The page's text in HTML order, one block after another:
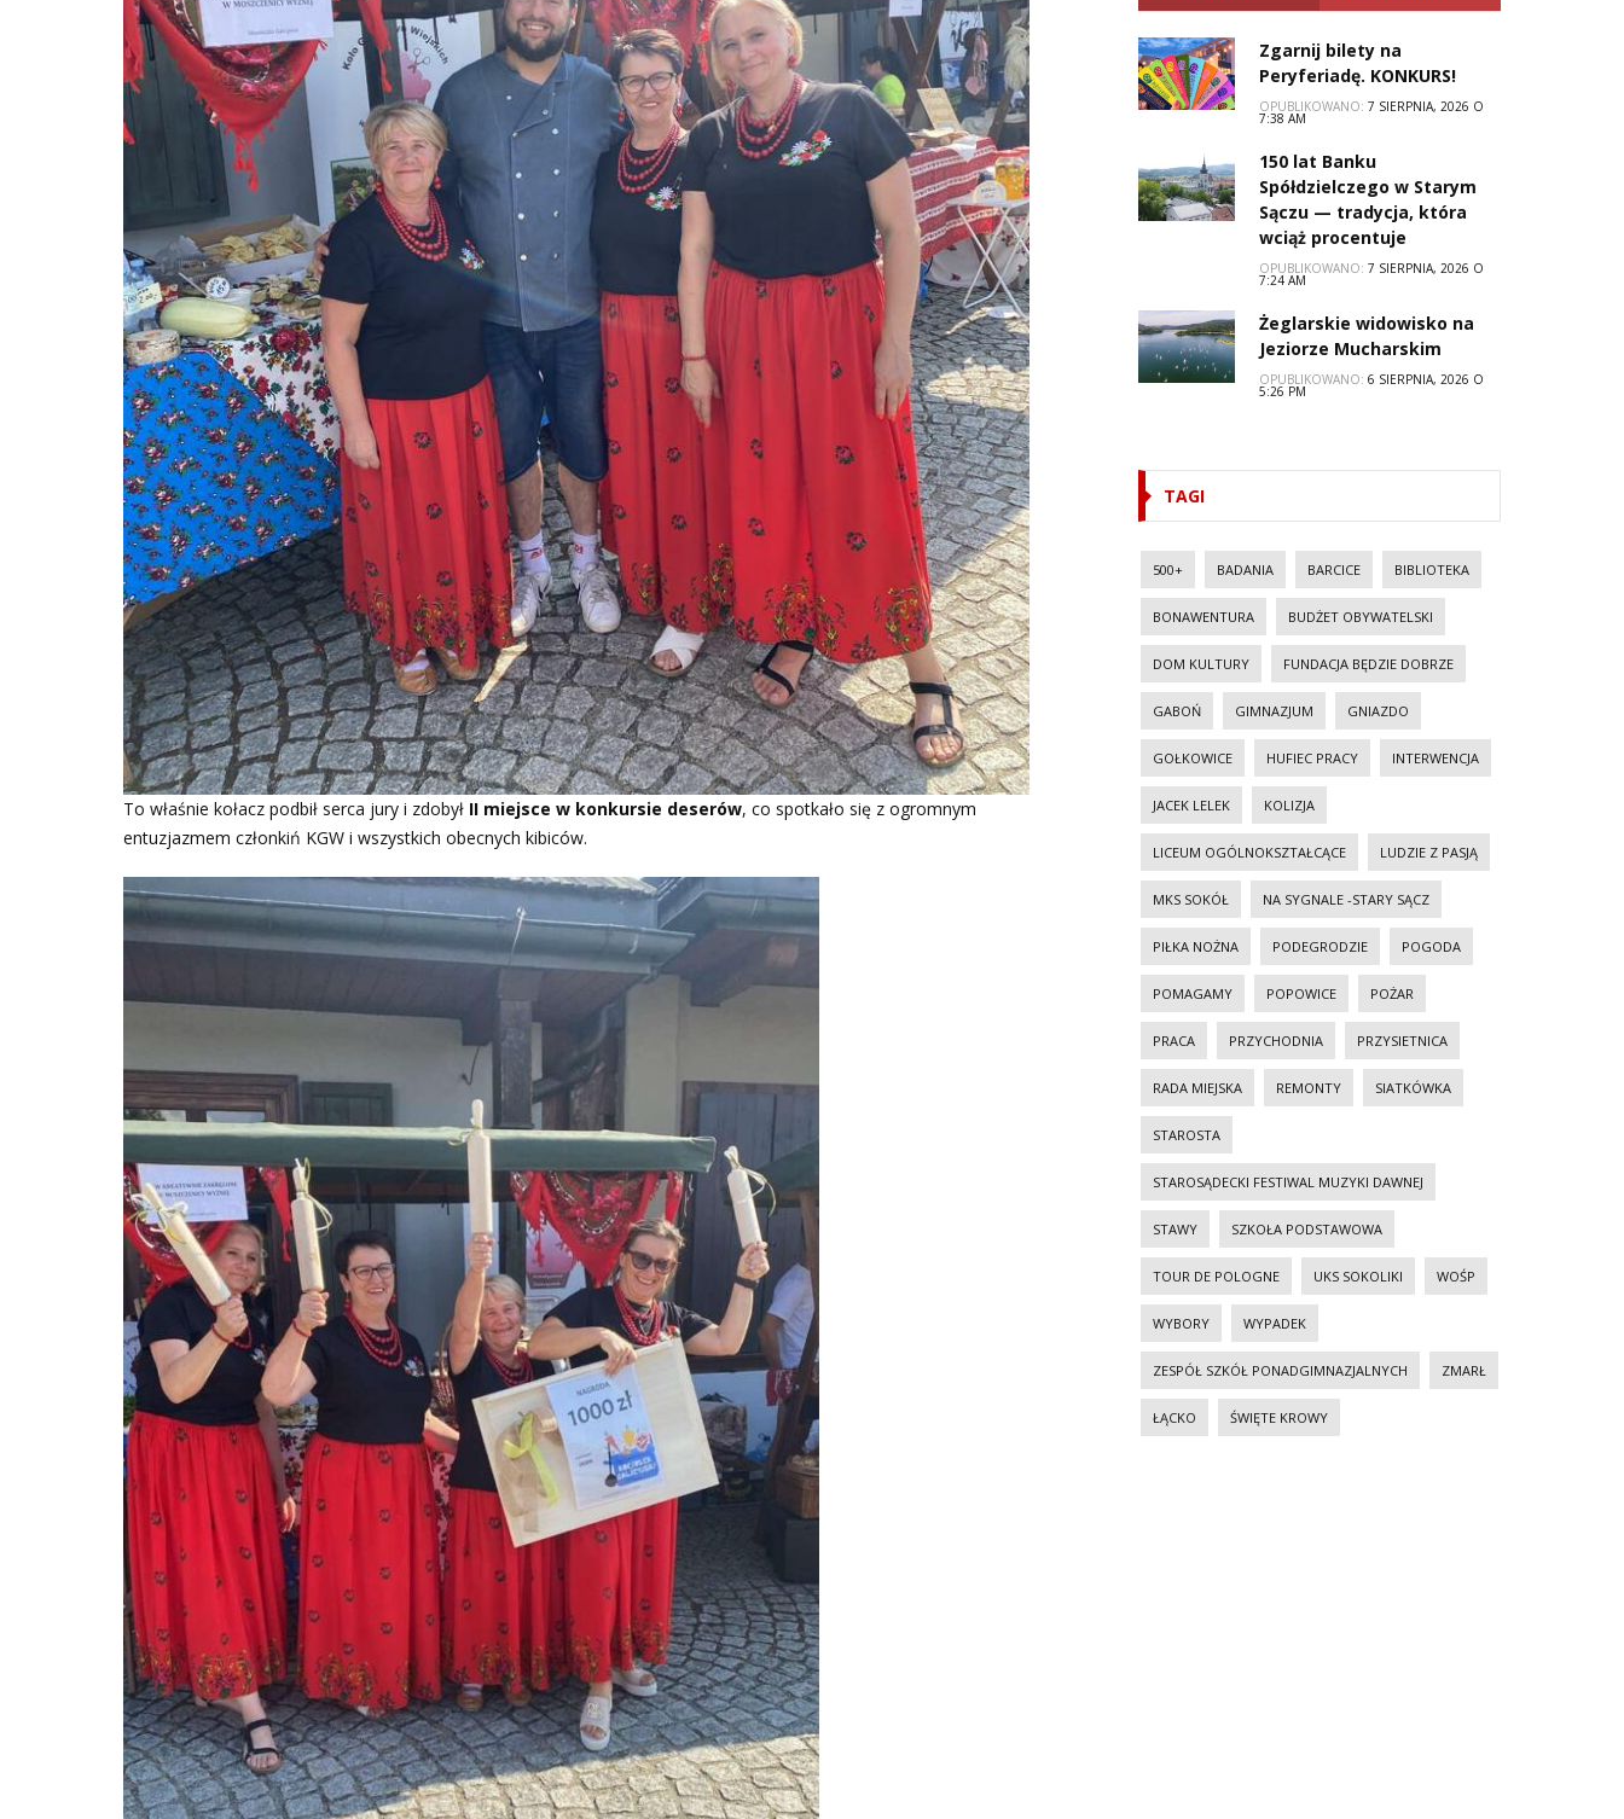
To właśnie kołacz podbił serca jury i zdobył II miejsce w konkursie deserów, co spotkało się z ogromnym
entuzjazmem członkiń KGW i wszystkich obecnych kibiców.
Zgarnij bilety na
Peryferiadę. KONKURS!
OPUBLIKOWANO: 7 SIERPNIA, 2026 O
7:38 AM
150 lat Banku
Spółdzielczego w Starym
Sączu — tradycja, która
wciąż procentuje
OPUBLIKOWANO: 7 SIERPNIA, 2026 O
7:24 AM
Żeglarskie widowisko na
Jeziorze Mucharskim
OPUBLIKOWANO: 6 SIERPNIA, 2026 O
5:26 PM
TAGI
500+ BADANIA BARCICE BIBLIOTEKA
BONAWENTURA BUDŻET OBYWATELSKI
DOM KULTURY FUNDACJA BĘDZIE DOBRZE
GABOŃ GIMNAZJUM GNIAZDO
GOŁKOWICE HUFIEC PRACY INTERWENCJA
JACEK LELEK KOLIZJA
LICEUM OGÓLNOKSZTAŁCĄCE LUDZIE Z PASJĄ
MKS SOKÓŁ NA SYGNALE -STARY SĄCZ
PIŁKA NOŻNA PODEGRODZIE POGODA
POMAGAMY POPOWICE POŻAR
PRACA PRZYCHODNIA PRZYSIETNICA
RADA MIEJSKA REMONTY SIATKÓWKA
STAROSTA
STAROSĄDECKI FESTIWAL MUZYKI DAWNEJ
STAWY SZKOŁA PODSTAWOWA
TOUR DE POLOGNE UKS SOKOLIKI WOŚP
WYBORY WYPADEK
ZESPÓŁ SZKÓŁ PONADGIMNAZJALNYCH ZMARŁ
ŁĄCKO ŚWIĘTE KROWY